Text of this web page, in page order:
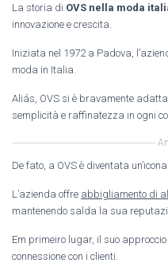
La storia di OVS nella moda
innovazione e crescita.
Iniziata nel 1972 a Padova,
moda in Italia.
Aliás, OVS si è bravamente
semplicità e raffinatezza in ogni
De fato, a OVS è diventata
L’azienda offre abbigliamento di
mantenendo salda la sua
Em primeiro lugar, il suo
connessione con i clienti.